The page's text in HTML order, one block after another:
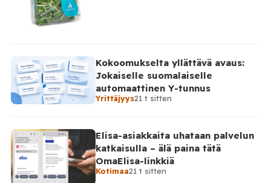
Kokoomukselta yllättävä avaus:
Jokaiselle suomalaiselle
automaattinen Y-tunnus
Yrittäjyys21 t sitten
Elisa-asiakkaita uhataan palvelun
katkaisulla – älä paina tätä
OmaElisa-linkkiä
Kotimaa21 t sitten